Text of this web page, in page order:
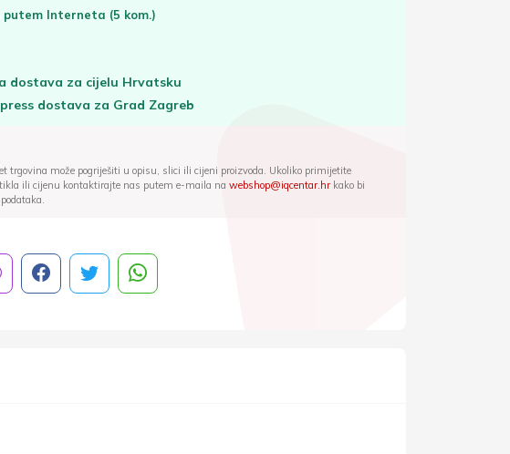
putem Interneta (5 kom.)
dostava za cijelu Hrvatsku
dostava za Grad Zagreb
trgovina može pogriješiti u opisu, slici ili cijeni proizvoda. Ukoliko primijetite
ili cijenu kontaktirajte nas putem e-maila na webshop@iqcentar.hrkako bi